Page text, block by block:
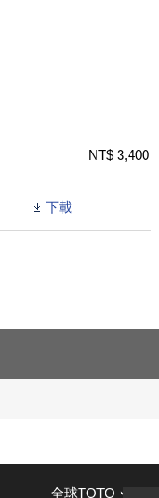
NT$ 3,400
下載
全球TOTO